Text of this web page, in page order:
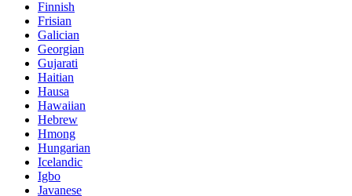
Finnish
Frisian
Galician
Georgian
Gujarati
Haitian
Hausa
Hawaiian
Hebrew
Hmong
Hungarian
Icelandic
Igbo
Javanese